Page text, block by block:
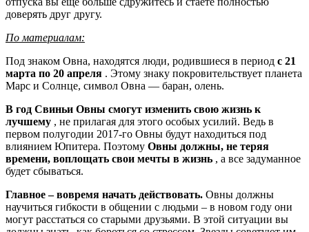
доверять друг другу.
По материалам:
Под знаком Овна, находятся люди, родившиеся в период с 21
марта по 20 апреля . Этому знаку покровительствует планета
Марс и Солнце, символ Овна — баран, олень.
В год Свиньи Овны смогут изменить свою жизнь к
лучшему , не прилагая для этого особых усилий. Ведь в
первом полугодии 2017-го Овны будут находиться под
влиянием Юпитера. Поэтому Овны должны, не теряя
времени, воплощать свои мечты в жизнь , а все задуманное
будет сбываться.
Главное – вовремя начать действовать. Овны должны
научиться гибкости в общении с людьми – в новом году они
могут расстаться со старыми друзьями. В этой ситуации вы